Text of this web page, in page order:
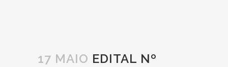
17 MAIO EDITAL Nº